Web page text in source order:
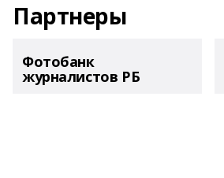
Партнеры
Фотобанк
журналистов РБ